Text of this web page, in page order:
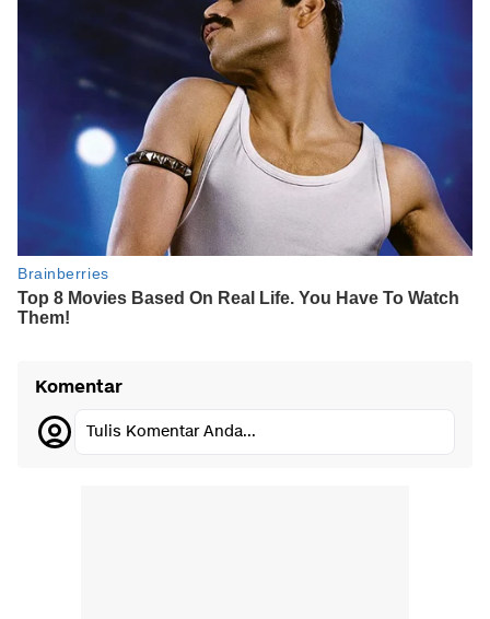
Komentar
Tulis Komentar Anda...